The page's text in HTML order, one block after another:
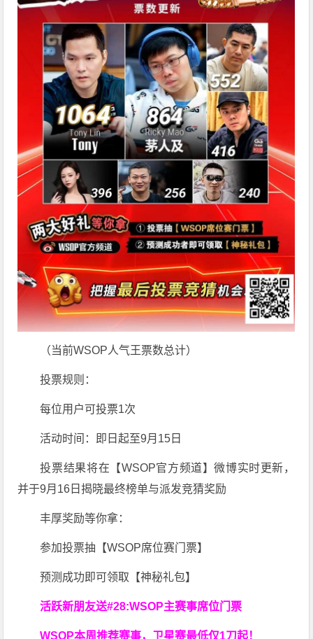
（当前WSOP人气王票数总计）
投票规则：
每位用户可投票1次
活动时间：即日起至9月15日
投票结果将在【WSOP官方频道】微博实时更新，
并于9月16日揭晓最终榜单与派发竞猜奖励
丰厚奖励等你拿：
参加投票抽【WSOP席位赛门票】
预测成功即可领取【神秘礼包】
活跃新朋友送#28:WSOP主赛事席位门票
WSOP本周推荐赛事，卫星赛最低仅1刀起！